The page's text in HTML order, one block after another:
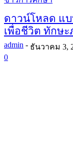
ดาวน์โหลด แ
เพื่อชีวิต ทักษะ
admin - ธันวาคม 3,
0